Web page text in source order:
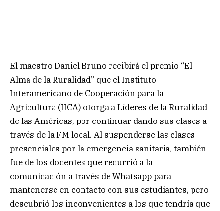
El maestro Daniel Bruno recibirá el premio “El
Alma de la Ruralidad” que el Instituto
Interamericano de Cooperación para la
Agricultura (IICA) otorga a Líderes de la Ruralidad
de las Américas, por continuar dando sus clases a
través de la FM local. Al suspenderse las clases
presenciales por la emergencia sanitaria, también
fue de los docentes que recurrió a la
comunicación a través de Whatsapp para
mantenerse en contacto con sus estudiantes, pero
descubrió los inconvenientes a los que tendría que